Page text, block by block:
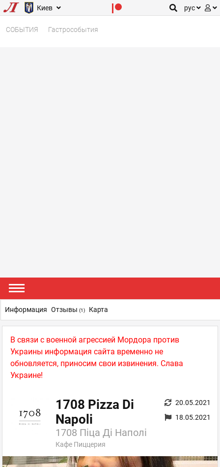
Киев рус
СОБЫТИЯ Гастрособытия
В связи с военной агрессией Мордора против
Украины информация сайта временно не
обновляется, приносим свои извинения. Слава
Украине!
1708 Pizza Di
Napoli
1708 Піца Ді Наполі
Кафе Пиццерия
20.05.2021
18.05.2021
Информация Отзывы (1) Карта